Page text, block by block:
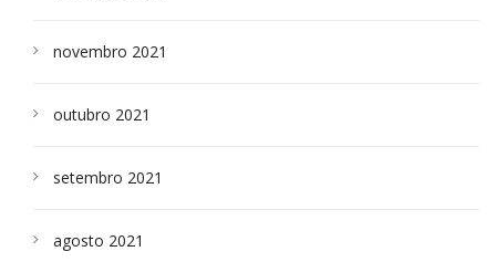
novembro 2021
outubro 2021
setembro 2021
agosto 2021